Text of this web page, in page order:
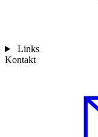
Links
Kontakt